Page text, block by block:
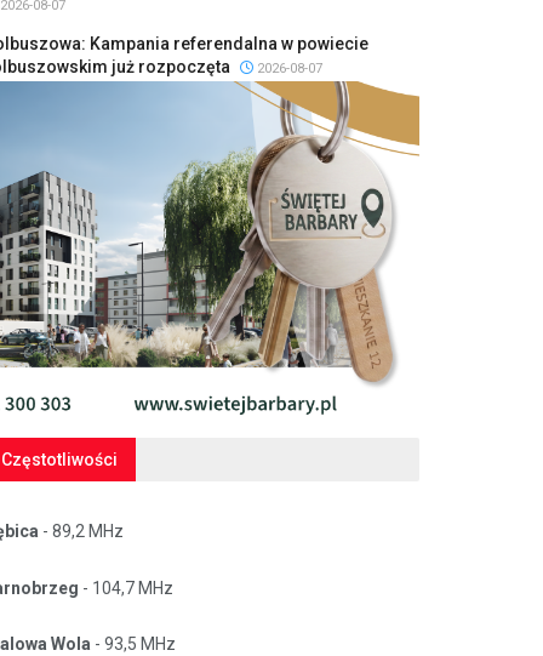
2026-08-07
Kampania referendalna w powiecie
już rozpoczęta
2026-08-07
Częstotliwości
- 89,2 MHz
- 104,7 MHz
Wola - 93,5 MHz